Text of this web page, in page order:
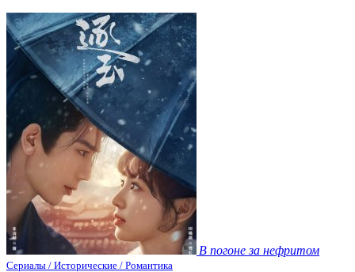
В погоне за нефритом
Сериалы / Исторические / Романтика